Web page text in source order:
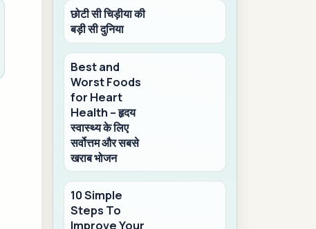
छोटी सी चिड़ीया की
बड़ी सी दुनिया
Best and
Worst Foods
for Heart
Health – हृदय
स्वास्थ्य के लिए
सर्वोत्तम और सबसे
खराब भोजन
10 Simple
Steps To
Improve Your